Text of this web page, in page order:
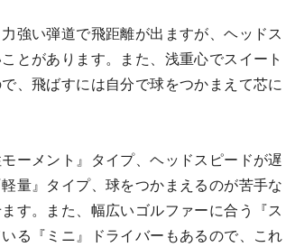
強い弾道で飛距離が出ますが、ヘッドス
とがあります。また、浅重心でスイート
、飛ばすには自分で球をつかまえて芯に
ーメント』タイプ、ヘッドスピードが遅
量』タイプ、球をつかまえるのが苦手な
す。また、幅広いゴルファーに合う『ス
る『ミニ』ドライバーもあるので、これ